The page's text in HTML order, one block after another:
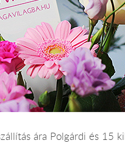
ára Polgárdi és 15